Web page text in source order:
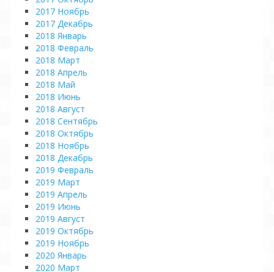
2017 Ноябрь
2017 Декабрь
2018 Январь
2018 Февраль
2018 Март
2018 Апрель
2018 Май
2018 Июнь
2018 Август
2018 Сентябрь
2018 Октябрь
2018 Ноябрь
2018 Декабрь
2019 Февраль
2019 Март
2019 Апрель
2019 Июнь
2019 Август
2019 Октябрь
2019 Ноябрь
2020 Январь
2020 Март